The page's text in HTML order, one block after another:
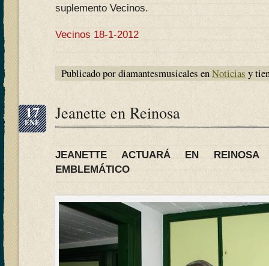
suplemento Vecinos.
Vecinos 18-1-2012
Publicado por diamantesmusicales enNoticias y
17
ENE Jeanette en Reinosa
JEANETTE ACTUARÁ EN
EMBLEMÁTICO